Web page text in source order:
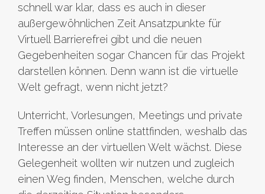
schnell war klar, dass es auch in dieser
außergewöhnlichen Zeit Ansatzpunkte für
Virtuell Barrierefrei gibt und die neuen
Gegebenheiten sogar Chancen für das Projekt
darstellen können. Denn wann ist die virtuelle
Welt gefragt, wenn nicht jetzt?
Unterricht, Vorlesungen, Meetings und private
Treffen müssen online stattfinden, weshalb das
Interesse an der virtuellen Welt wächst. Diese
Gelegenheit wollten wir nutzen und zugleich
einen Weg finden, Menschen, welche durch